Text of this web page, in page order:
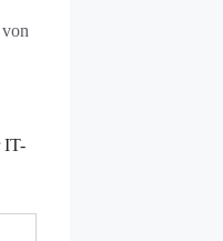
von
IT-